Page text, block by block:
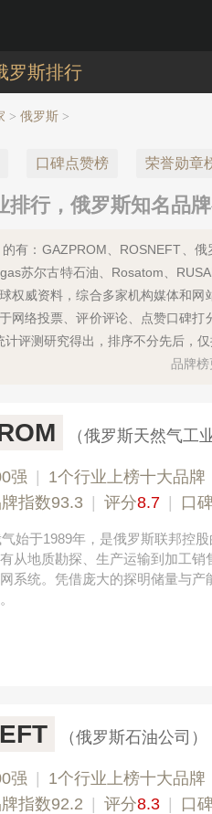
罗斯排行
> 俄罗斯 >
口碑点赞榜 荣誉勋章
行，俄罗斯知名品
有：GAZPROM、ROSNEFT、
苏尔古特石油、Rosatom、
权威资料，综合多家机构媒体和
网络投票、评价评论、点赞口碑
评测研究得出，排序不分先后，仅
品牌榜
（俄罗斯天然气工
强 1个行业上榜十大品牌
指数93.3 评分8.7 口
始于1989年，是俄罗斯联邦控
从地质勘探、生产运输到加工
系统。凭借庞大的探明储量与
（俄罗斯石油公司）
强 1个行业上榜十大品牌
指数92.2 评分8.3 口